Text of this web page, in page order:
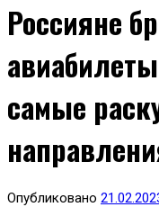
Россияне
самые
Опубликовано